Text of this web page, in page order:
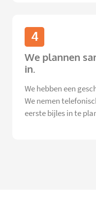
4
We plannen
in.
We hebben een
We nemen
eerste bijles in te